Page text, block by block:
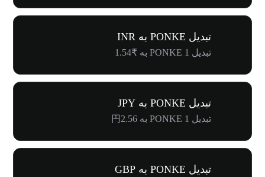
تبدیل PONKE به INR
تبدیل 1 PONKE به ₹1.54
تبدیل PONKE به JPY
تبدیل 1 PONKE به 円2.56
تبدیل PONKE به GBP